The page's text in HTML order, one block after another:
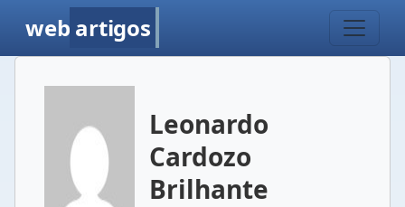
web artigos
Leonardo
Cardozo
Brilhante